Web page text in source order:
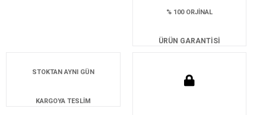
% 100 ORJİNAL
ÜRÜN GARANTİSİ
STOKTAN AYNI GÜN
KARGOYA TESLİM